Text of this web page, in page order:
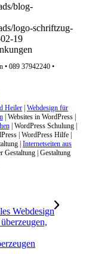
blog-
logo-schriftzug-
19
• 089 37942240 •
Heiler | Webdesign für
| Websites in WordPress |
| WordPress Schulung |
| WordPress Hilfe |
| Internetseiten aus
Gestaltung | Gestaltung